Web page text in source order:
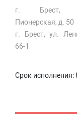
г. Брест,
Пионерская, д. 50
г. Брест, ул.
66-1
Срок исполнения: